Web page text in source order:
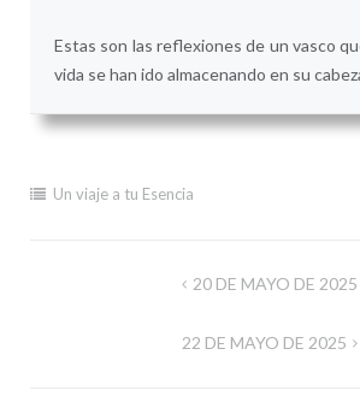
Estas son las reflexiones de un vasco
vida se han ido almacenando en su
Un viaje a tu Esencia
20 DE MAYO DE 2025
22 DE MAYO DE 2025